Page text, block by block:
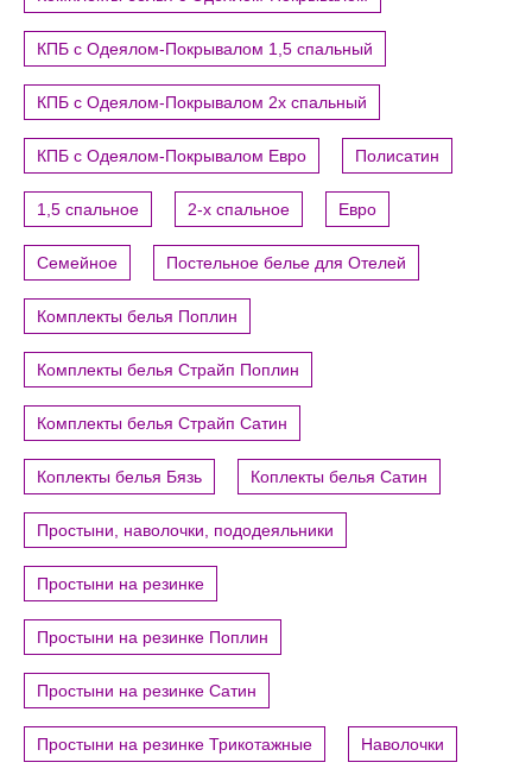
КПБ с Одеялом-Покрывалом 1,5 спальный
КПБ с Одеялом-Покрывалом 2х спальный
КПБ с Одеялом-Покрывалом Евро Полисатин
1,5 спальное 2-х спальное Евро
Семейное Постельное белье для Отелей
Комплекты белья Поплин
Комплекты белья Страйп Поплин
Комплекты белья Страйп Сатин
Коплекты белья Бязь Коплекты белья Сатин
Простыни, наволочки, пододеяльники
Простыни на резинке
Простыни на резинке Поплин
Простыни на резинке Сатин
Простыни на резинке Трикотажные Наволочки